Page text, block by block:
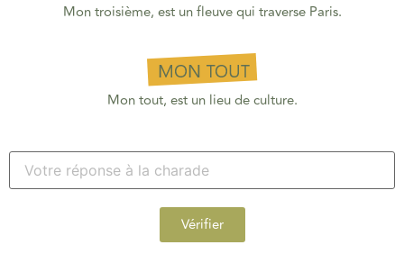
Mon troisième, est un fleuve qui traverse Paris.
Mon tout, est un lieu de culture.
Vérifier